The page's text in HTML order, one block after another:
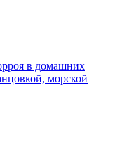
в домашних
морской